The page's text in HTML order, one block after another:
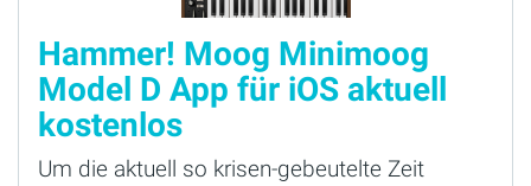
Hammer! Moog Minimoog
Model D App für iOS aktuell
kostenlos
Um die aktuell so krisen-gebeutelte Zeit